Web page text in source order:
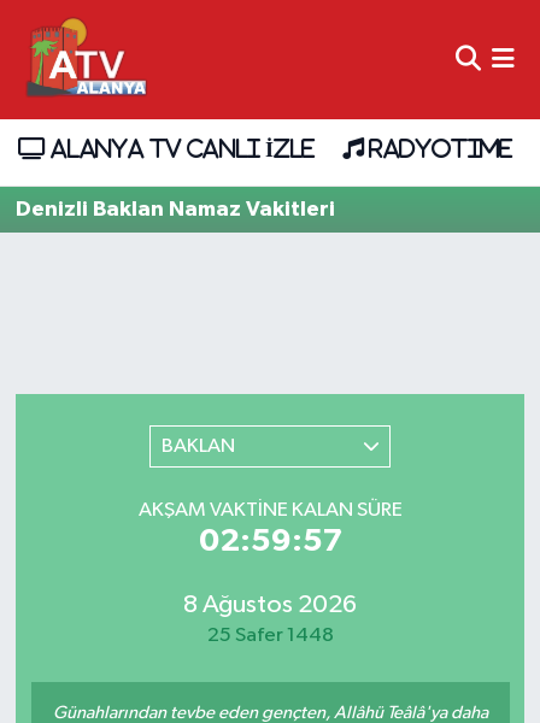
ALANYA TV CANLI İZLE RADYOTIME
Denizli Baklan Namaz Vakitleri
BAKLAN
AKŞAM VAKTINE KALAN SÜRE
02:59:57
8 Ağustos 2026
25 Safer 1448
Günahlarından tevbe eden gençten, Allâhü Teâlâ'ya daha